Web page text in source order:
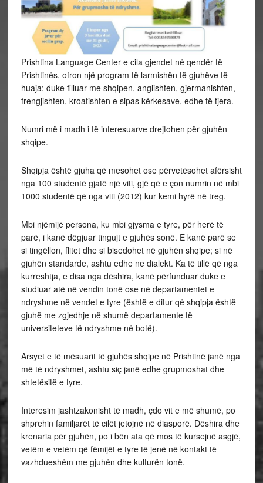
Prishtina Language Center e cila gjendet në qendër të
Prishtinës, ofron një program të larmishën të gjuhëve të
huaja; duke filluar me shqipen, anglishten, gjermanishten,
frengjishten, kroatishten e sipas kërkesave, edhe të tjera.
Numri më i madh i të interesuarve drejtohen për gjuhën
shqipe.
Shqipja është gjuha që mesohet ose përvetësohet afërsisht
nga 100 studentë gjatë një viti, gjë që e çon numrin në mbi
1000 studentë që nga viti (2012) kur kemi hyrë në treg.
Mbi njëmijë persona, ku mbi gjysma e tyre, për herë të
parë, i kanë dëgjuar tingujt e gjuhës sonë. E kanë parë se
si tingëllon, flitet dhe si bisedohet në gjuhën shqipe; si në
gjuhën standarde, ashtu edhe ne dialekt. Ka të tillë që nga
kurreshtja, e disa nga dëshira, kanë përfunduar duke e
studiuar atë në vendin tonë ose në departamentet e
ndryshme në vendet e tyre (është e ditur që shqipja është
gjuhë me zgjedhje në shumë departamente të
universiteteve të ndryshme në botë).
Arsyet e të mësuarit të gjuhës shqipe në Prishtinë janë nga
më të ndryshmet, ashtu siç janë edhe grupmoshat dhe
shtetësitë e tyre.
Interesim jashtzakonisht të madh, çdo vit e më shumë, po
shprehin familjarët të cilët jetojnë në diasporë. Dëshira dhe
krenaria për gjuhën, po i bën ata që mos të kursejnë asgjë,
vetëm e vetëm që fëmijët e tyre të jenë në kontakt të
vazhdueshëm me gjuhën dhe kulturën tonë.